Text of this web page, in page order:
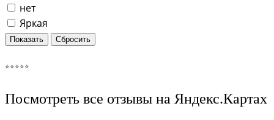
нет
Яркая
⭐️⭐️⭐️⭐️⭐️
Посмотреть все отзывы на Яндекс.Картах